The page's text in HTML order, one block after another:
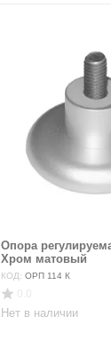
Опора
Хром матовый
КОД: ОРП 114 К
Нет в наличии